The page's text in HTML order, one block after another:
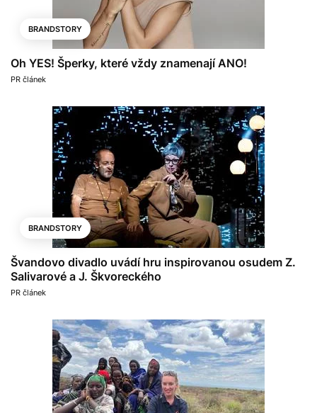
BRANDSTORY
Oh YES! Šperky, které vždy znamenají ANO!
PR článek
BRANDSTORY
Švandovo divadlo uvádí hru inspirovanou osudem Z.
Salivarové a J. Škvoreckého
PR článek